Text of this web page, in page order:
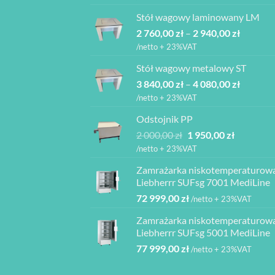
6
850,00 zł.
6
165,00 zł.
Stół wagowy laminowany LM
2 760,00zł – 2 940,00złZakres
2
760,00 zł
/netto + 23%VAT
Stół wagowy metalowy ST
3 840,00zł – 4 080,00złZakres
080,00
/netto + 23%VAT
Odstojnik PP
2 000,00zł Pierwotna
cena
2
000,00 zł.
1 950,00złAktualna
1
950,00 zł.
/netto + 23%VAT
Zamrażarka
Liebherrr SUFsg 7001 MediLine
72 999,00zł/netto + 23%VAT
Zamrażarka
Liebherrr SUFsg 5001 MediLine
77 999,00zł/netto + 23%VAT